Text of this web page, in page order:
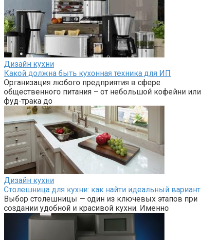
Дизайн кухни
Какой должна быть кухонная техника для ИП
Организация любого предприятия в сфере
общественного питания – от небольшой кофейни или
фуд-трака до
Дизайн кухни
Столешница для кухни: как найти идеальный вариант
Выбор столешницы — один из ключевых этапов при
создании удобной и красивой кухни. Именно